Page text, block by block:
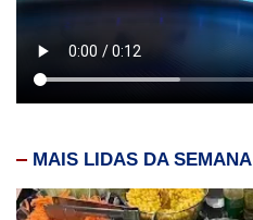
MAIS LIDAS DA SEMANA